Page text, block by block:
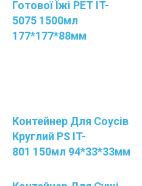
Готової Їжі РЕТ IT-
5075 1500мл
177*177*88мм
Контейнер Для Соусів
Круглий PS IT-
801 150мл 94*33*33мм